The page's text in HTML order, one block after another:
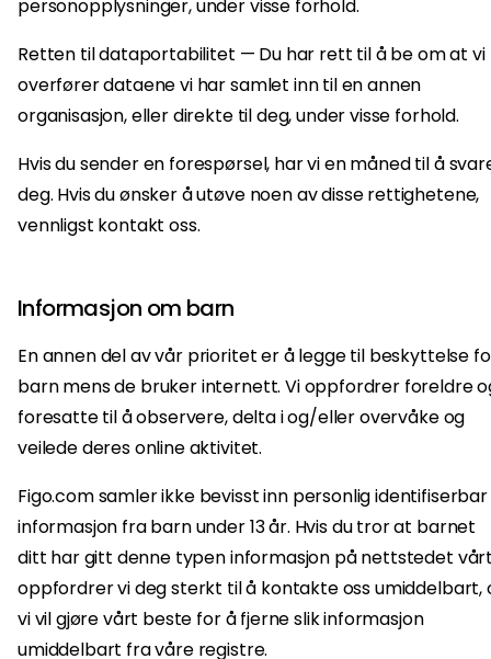
personopplysninger, under visse forhold.
Retten til dataportabilitet — Du har rett til å be om at vi
overfører dataene vi har samlet inn til en annen
organisasjon, eller direkte til deg, under visse forhold.
Hvis du sender en forespørsel, har vi en måned til å
deg. Hvis du ønsker å utøve noen av disse rettighetene,
vennligst kontakt oss.
Informasjon om barn
En annen del av vår prioritet er å legge til beskyttelse
barn mens de bruker internett. Vi oppfordrer foreldre
foresatte til å observere, delta i og/eller overvåke og
veilede deres online aktivitet.
Figo.com samler ikke bevisst inn personlig identifiserbar
informasjon fra barn under 13 år. Hvis du tror at barnet
ditt har gitt denne typen informasjon på nettstedet
oppfordrer vi deg sterkt til å kontakte oss umiddelbart,
vi vil gjøre vårt beste for å fjerne slik informasjon
umiddelbart fra våre registre.